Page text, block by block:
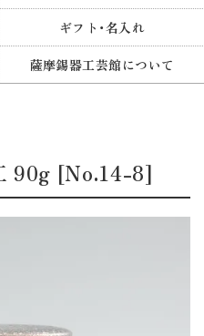
ギフト・名入れ
薩摩錫器工芸館について
90g [No.14-8]